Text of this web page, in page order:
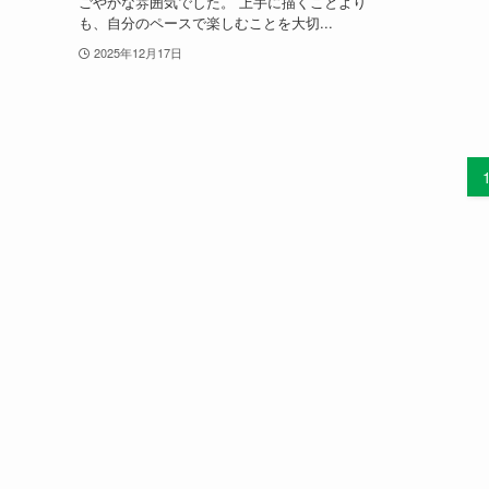
も、自分のペースで楽しむことを大切...
2025年12月17日
1